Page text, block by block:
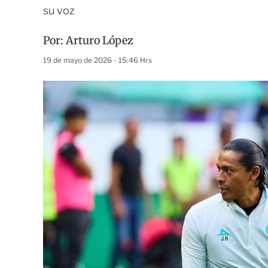
su voz
Por:Arturo López
19 de mayo de 2026 - 15:46 Hrs